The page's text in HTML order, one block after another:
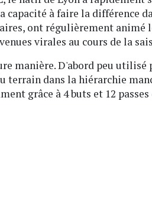
capacité à faire la différence
ont régulièrement animé
virales au cours de la
manière. D'abord peu utilisé
terrain dans la hiérarchie
grâce à 4 buts et 12 passes